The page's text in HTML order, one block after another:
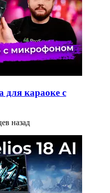
для караоке с
назад